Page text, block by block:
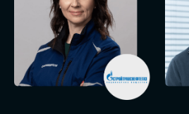
Приглашаем стать спикером GLOBAL
TECH FORUM и поделиться своим
опытом и экспертизой. Будем рады
сотрудничеству!
IT Solutions for Business